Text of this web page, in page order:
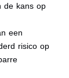
de kans op
een
risico op